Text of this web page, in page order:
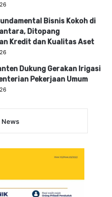
Bisnis Kokoh di
Ditopang
Kredit dan Kualitas Aset
Dukung Gerakan Irigasi
Pekerjaan Umum
News